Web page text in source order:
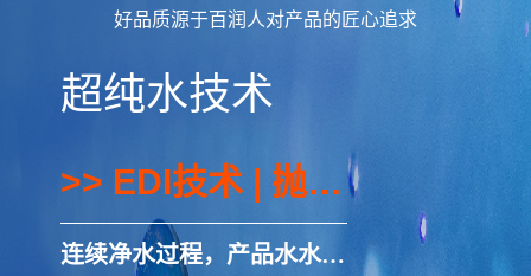
好品质源于百润人对产品的匠心追求
超纯水技术
>> EDI技术 | 抛光树脂
连续净水过程，产品水水质稳定